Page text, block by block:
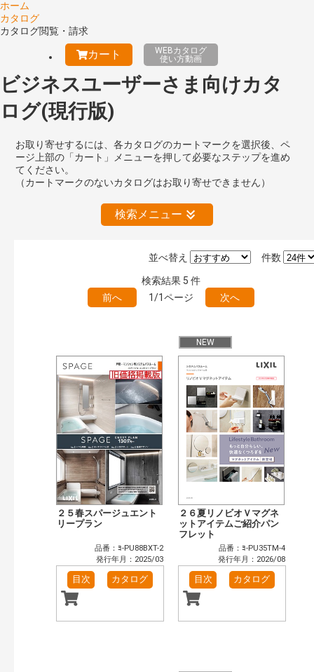
ホーム
カタログ
カタログ閲覧・請求
カート
WEBカタログ
使い方動画
ビジネスユーザーさま向けカタ
ログ(現行版)
お取り寄せするには、各カタログのカートマークを選択後、ペ
ージ上部の「カート」メニューを押して必要なステップを進め
てください。
（カートマークのないカタログはお取り寄せできません）
検索メニュー
絞り込みの解除
旧版（WEBカタログ）
キーワード検索（あいまい）
目次も検索 検 索
おすすめハッシュタグ
まずはここから（5）
施工イメージ・アイデア集（10）
リフォームおすすめ（12）
省エネ住宅関連（1）
補助金・優遇制度を知る（2）
カテゴリー
窓・シャッター（4）
玄関ドア・引戸（7）
インテリア建材（7）
エクステリア（3）
キッチン（2）
洗面化粧室（6）
トイレ（3）
小型電気温水器（1）
水栓金具（3）
太陽光発電・屋根・外壁（1）
件数
並べ替え
検索結果 5 件
前へ
1/1ページ 次へ
２５春スパージュエント
リープラン
品番：ﾖ-PU88BXT-2
発行年月：2025/03
目次 カタログ
NEW
２６夏リノビオＶマグネ
ットアイテムご紹介パン
フレット
品番：ﾖ-PU35TM-4
発行年月：2026/08
目次 カタログ